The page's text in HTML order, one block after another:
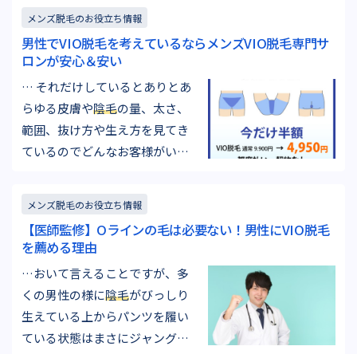
いのですがデリケートゾーンを
やって数日間こんなにも毛がな
いのは快適なんだと思いまし
た。お尻の毛が無くなったこと
によってウォシュレットを使っ
た感触…
メンズ脱毛のお役立ち情報
男性でVIO脱毛を考えているならメンズVIO脱毛専門サ
ロンが安心＆安い
… それだけしているとありとあ
らゆる皮膚や陰毛の量、太さ、
範囲、抜け方や生え方を見てき
ているのでどんなお客様がいら
な施術を行うことができます。
Queen's Waxの脱毛スタッフ高
橋(右)と大澤(左) 脱毛スタッフは
全員女性ですが男性のVIOの施術
に全…
メンズ脱毛のお役立ち情報
【医師監修】Oラインの毛は必要ない！男性にVIO脱毛
を薦める理由
…おいて言えることですが、多
くの男性の様に陰毛がびっしり
生えている上からパンツを履い
ている状態はまさにジャングル